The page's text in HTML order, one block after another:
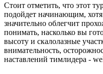
Стоит отметить, что этот
подойдет начинающим,
значительно облегчит
понимать, насколько вы
высоту и скалолазные
внимательность,
наставлений тимлидера -